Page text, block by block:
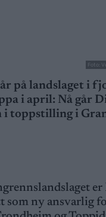
Foto:
på landslaget i
i april: Nå går
toppstilling i
som ny ansvarlig